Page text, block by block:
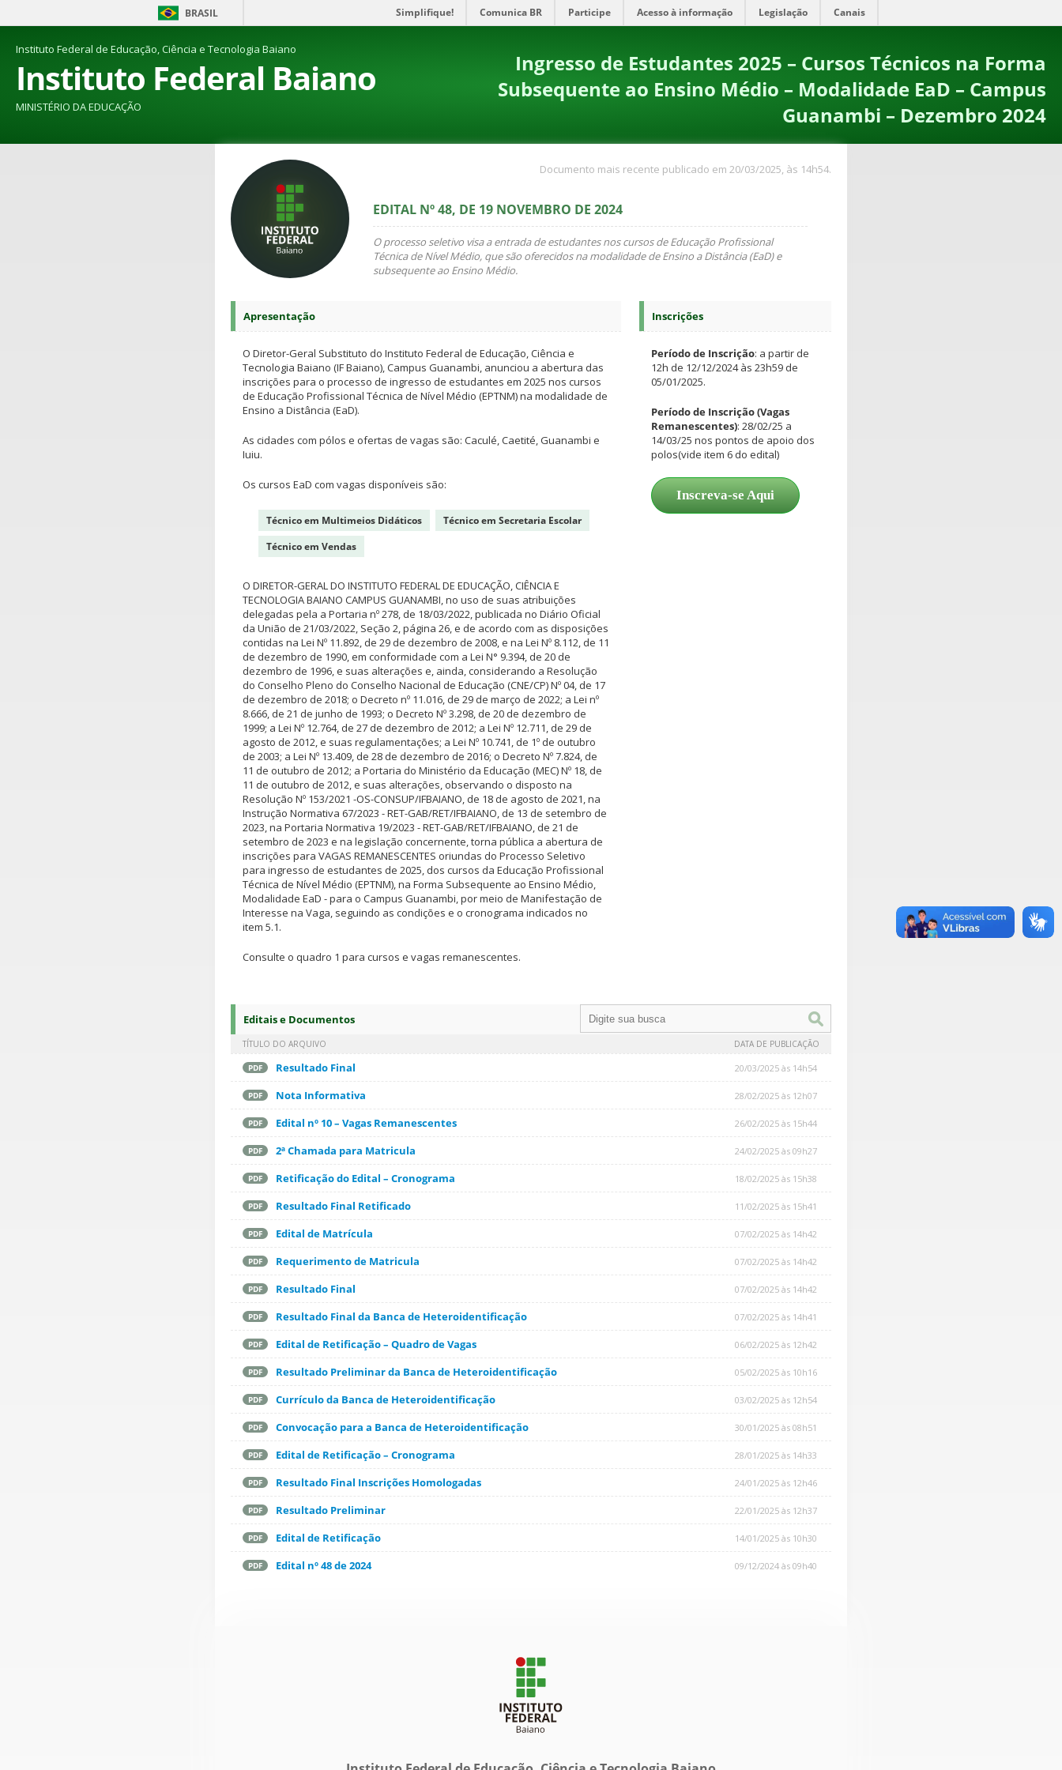
BRASIL Simplifique! Comunica BR Participe Acesso à informação Legislação Canais
Instituto Federal de Educação, Ciência e Tecnologia Baiano
Instituto Federal Baiano
MINISTÉRIO DA EDUCAÇÃO
Ingresso de Estudantes 2025 – Cursos Técnicos na Forma
Subsequente ao Ensino Médio – Modalidade EaD – Campus
Guanambi – Dezembro 2024
Documento mais recente publicado em 20/03/2025, às 14h54.
EDITAL Nº 48, DE 19 NOVEMBRO DE 2024
O processo seletivo visa a entrada de estudantes nos cursos de Educação Profissional
Técnica de Nível Médio, que são oferecidos na modalidade de Ensino a Distância (EaD) e
subsequente ao Ensino Médio.
Apresentação
O Diretor-Geral Substituto do Instituto Federal de Educação, Ciência e
Tecnologia Baiano (IF Baiano), Campus Guanambi, anunciou a abertura das
inscrições para o processo de ingresso de estudantes em 2025 nos cursos
de Educação Profissional Técnica de Nível Médio (EPTNM) na modalidade de
Ensino a Distância (EaD).
As cidades com pólos e ofertas de vagas são: Caculé, Caetité, Guanambi e
Iuiu.
Os cursos EaD com vagas disponíveis são:
Técnico em Multimeios Didáticos
Técnico em Secretaria Escolar
Técnico em Vendas
O DIRETOR-GERAL DO INSTITUTO FEDERAL DE EDUCAÇÃO, CIÊNCIA E
TECNOLOGIA BAIANO CAMPUS GUANAMBI, no uso de suas atribuições
delegadas pela a Portaria nº 278, de 18/03/2022, publicada no Diário Oficial
da União de 21/03/2022, Seção 2, página 26, e de acordo com as disposições
contidas na Lei Nº 11.892, de 29 de dezembro de 2008, e na Lei Nº 8.112, de 11
de dezembro de 1990, em conformidade com a Lei N° 9.394, de 20 de
dezembro de 1996, e suas alterações e, ainda, considerando a Resolução
do Conselho Pleno do Conselho Nacional de Educação (CNE/CP) Nº 04, de 17
de dezembro de 2018; o Decreto nº 11.016, de 29 de março de 2022; a Lei nº
8.666, de 21 de junho de 1993; o Decreto Nº 3.298, de 20 de dezembro de
1999; a Lei Nº 12.764, de 27 de dezembro de 2012; a Lei Nº 12.711, de 29 de
agosto de 2012, e suas regulamentações; a Lei Nº 10.741, de 1º de outubro
de 2003; a Lei Nº 13.409, de 28 de dezembro de 2016; o Decreto Nº 7.824, de
11 de outubro de 2012; a Portaria do Ministério da Educação (MEC) Nº 18, de
11 de outubro de 2012, e suas alterações, observando o disposto na
Resolução Nº 153/2021 -OS-CONSUP/IFBAIANO, de 18 de agosto de 2021, na
Instrução Normativa 67/2023 - RET-GAB/RET/IFBAIANO, de 13 de setembro de
2023, na Portaria Normativa 19/2023 - RET-GAB/RET/IFBAIANO, de 21 de
setembro de 2023 e na legislação concernente, torna pública a abertura de
inscrições para VAGAS REMANESCENTES oriundas do Processo Seletivo
para ingresso de estudantes de 2025, dos cursos da Educação Profissional
Técnica de Nível Médio (EPTNM), na Forma Subsequente ao Ensino Médio,
Modalidade EaD - para o Campus Guanambi, por meio de Manifestação de
Interesse na Vaga, seguindo as condições e o cronograma indicados no
item 5.1.
Consulte o quadro 1 para cursos e vagas remanescentes.
Inscrições
Período de Inscrição: a partir de
12h de 12/12/2024 às 23h59 de
05/01/2025.
Período de Inscrição(Vagas
Remanescentes): 28/02/25 a
14/03/25 nos pontos de apoio dos
polos(vide item 6 do edital)
Inscreva-se Aqui
Editais e Documentos
TÍTULO DO ARQUIVO DATA DE PUBLICAÇÃO
PDF Resultado Final 20/03/2025 às 14h54
PDF Nota Informativa 28/02/2025 às 12h07
PDF Edital nº 10 – Vagas Remanescentes 26/02/2025 às 15h44
PDF 2ª Chamada para Matricula 24/02/2025 às 09h27
PDF Retificação do Edital – Cronograma 18/02/2025 às 15h38
PDF Resultado Final Retificado 11/02/2025 às 15h41
PDF Edital de Matrícula 07/02/2025 às 14h42
PDF Requerimento de Matricula 07/02/2025 às 14h42
PDF Resultado Final 07/02/2025 às 14h42
PDF Resultado Final da Banca de Heteroidentificação 07/02/2025 às 14h41
PDF Edital de Retificação – Quadro de Vagas 06/02/2025 às 12h42
PDF Resultado Preliminar da Banca de Heteroidentificação 05/02/2025 às 10h16
PDF Currículo da Banca de Heteroidentificação 03/02/2025 às 12h54
PDF Convocação para a Banca de Heteroidentificação 30/01/2025 às 08h51
PDF Edital de Retificação – Cronograma 28/01/2025 às 14h33
PDF Resultado Final Inscrições Homologadas 24/01/2025 às 12h46
PDF Resultado Preliminar 22/01/2025 às 12h37
PDF Edital de Retificação 14/01/2025 às 10h30
PDF Edital nº 48 de 2024 09/12/2024 às 09h40